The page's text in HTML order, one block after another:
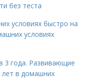
без теста
условиях быстро на
условиях
3 года. Развивающие
лет в домашних